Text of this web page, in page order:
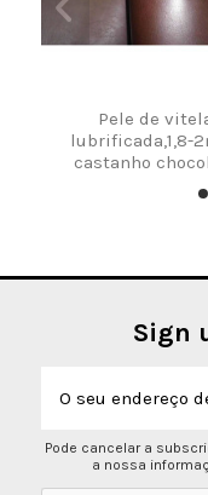
Pele de
lubrificada,1,8-
castanho
Sign
Pode cancelar a
a nossa